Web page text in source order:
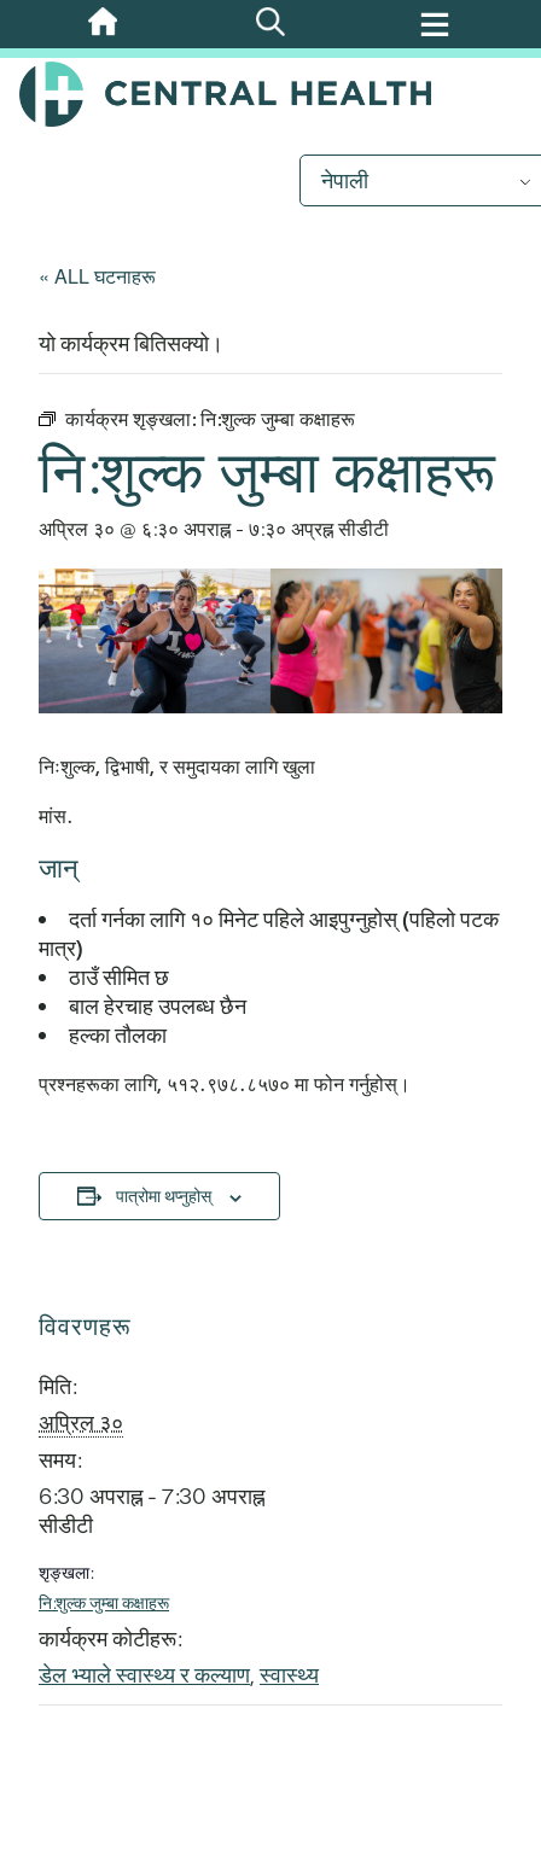
मुख्य
सामग्रीमा
जानुहोस्
नेपाली
« ALL घटनाहरू
यो कार्यक्रम बितिसक्यो।
कार्यक्रम शृङ्खला:नि:शुल्क जुम्बा कक्षाहरू
नि:शुल्क जुम्बा कक्षाहरू
अप्रिल ३० @ ६:३० अपराह्न- ७:३० अप्रह्नसीडीटी
निःशुल्क, द्विभाषी, र समुदायका लागि खुला
मांस.
जान्
दर्ता गर्नका लागि १० मिनेट पहिले आइपुग्नुहोस् (पहिलो पटक
मात्र)
ठाउँ सीमित छ
बाल हेरचाह उपलब्ध छैन
हल्का तौलका
प्रश्नहरूका लागि, ५१२.९७८.८५७० मा फोन गर्नुहोस्।
पात्रोमा थप्नुहोस्
विवरणहरू
मिति:
अप्रिल ३०
समय:
6:30 अपराह्न - 7:30 अपराह्न
सीडीटी
शृङ्खला:
नि:शुल्क जुम्बा कक्षाहरू
कार्यक्रम कोटीहरू:
डेल भ्याले स्वास्थ्य र कल्याण,स्वास्थ्य